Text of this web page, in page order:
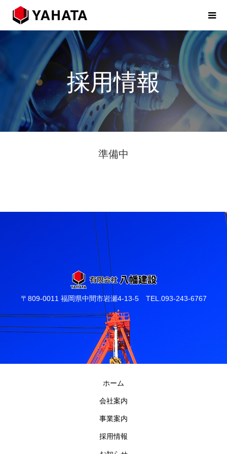
採用情報
準備中
〒809-0011 福岡県中間市岩瀬4-13-5 TEL.093-243-6767
ホーム
会社案内
事業案内
採用情報